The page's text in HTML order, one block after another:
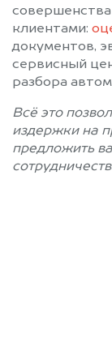
Тосно
клиентами:
документов,
сервисный
разбора
Всё это
издержки на
предложить